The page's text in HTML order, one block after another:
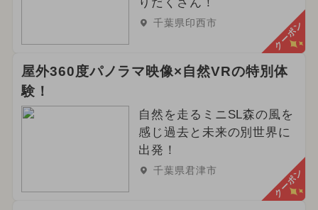
千葉県印西市 クーポン
屋外360度パノラマ映像×自然VRの特別体
験！
自然を走るミニSL森の風を
感じ過去と未来の別世界に
出発！
千葉県君津市 クーポン